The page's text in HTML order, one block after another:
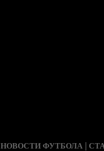
НОВОСТИ ФУТБОЛА |